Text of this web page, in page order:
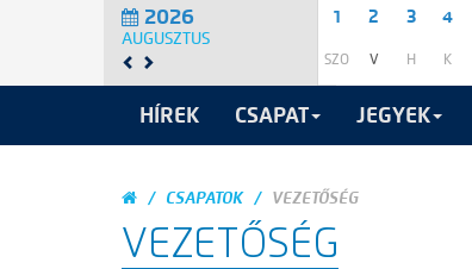
2026
AUGUSZTUS
1
SZO
2
V
3
H
4
K
HÍREK CSAPAT JEGYEK
CSAPATOK VEZETŐSÉG
VEZETŐSÉG